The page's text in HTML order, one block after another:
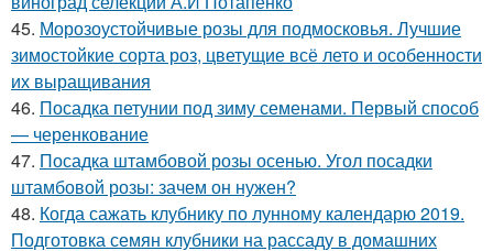
45. Морозоустойчивые розы для подмосковья. Лучшие
зимостойкие сорта роз, цветущие всё лето и особенности
их выращивания
46. Посадка петунии под зиму семенами. Первый способ
— черенкование
47. Посадка штамбовой розы осенью. Угол посадки
штамбовой розы: зачем он нужен?
48. Когда сажать клубнику по лунному календарю 2019.
Подготовка семян клубники на рассаду в домашних